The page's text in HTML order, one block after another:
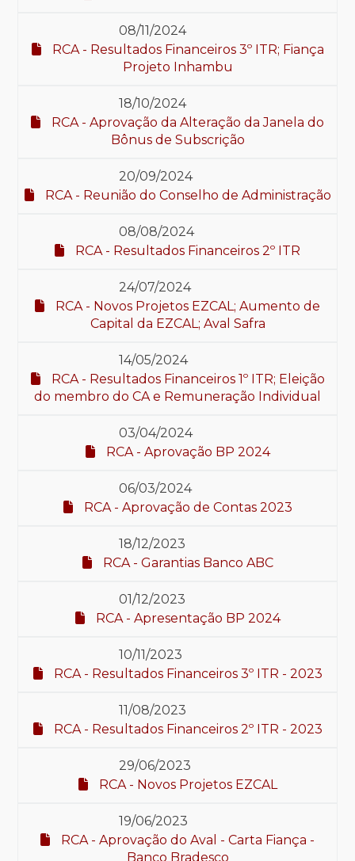
08/11/2024
RCA - Resultados Financeiros 3º ITR; Fiança
Projeto Inhambu
18/10/2024
RCA - Aprovação da Alteração da Janela do
Bônus de Subscrição
20/09/2024
RCA - Reunião do Conselho de Administração
08/08/2024
RCA - Resultados Financeiros 2º ITR
24/07/2024
RCA - Novos Projetos EZCAL; Aumento de
Capital da EZCAL; Aval Safra
14/05/2024
RCA - Resultados Financeiros 1º ITR; Eleição
do membro do CA e Remuneração Individual
03/04/2024
RCA - Aprovação BP 2024
06/03/2024
RCA - Aprovação de Contas 2023
18/12/2023
RCA - Garantias Banco ABC
01/12/2023
RCA - Apresentação BP 2024
10/11/2023
RCA - Resultados Financeiros 3º ITR - 2023
11/08/2023
RCA - Resultados Financeiros 2º ITR - 2023
29/06/2023
RCA - Novos Projetos EZCAL
19/06/2023
RCA - Aprovação do Aval - Carta Fiança -
Banco Bradesco